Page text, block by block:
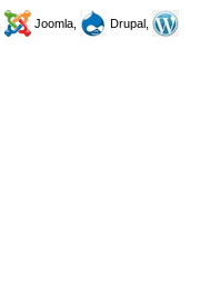
Joomla,
Drupal,